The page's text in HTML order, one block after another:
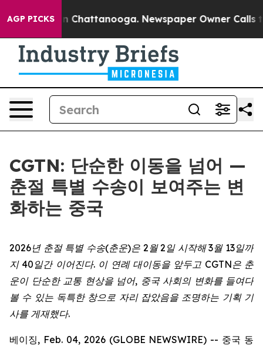
AGP PICKS
Chaos in Chattanooga. Newspaper Owner Calls the
CGTN: 단순한 이동을 넘어 —
춘절 특별 수송이 보여주는 변
화하는 중국
2026년 춘절 특별 수송(춘운)은 2월 2일 시작해 3월 13일까
지 40일간 이어진다. 이 연례 대이동을 앞두고 CGTN은 춘
운이 단순한 교통 현상을 넘어, 중국 사회의 변화를 들여다
볼 수 있는 독특한 창으로 자리 잡았음을 조명하는 기획 기
사를 게재했다.
베이징, Feb. 04, 2026 (GLOBE NEWSWIRE) -- 중국 동